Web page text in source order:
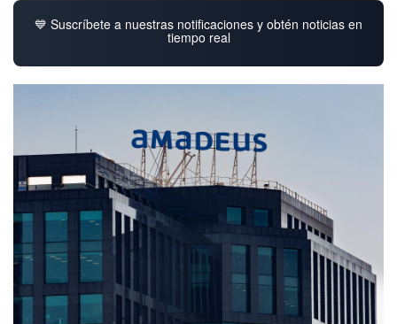
💙 Suscríbete a nuestras notificaciones y obtén noticias en
tiempo real